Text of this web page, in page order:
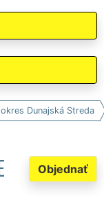
okres Dunajská Streda
Objednať